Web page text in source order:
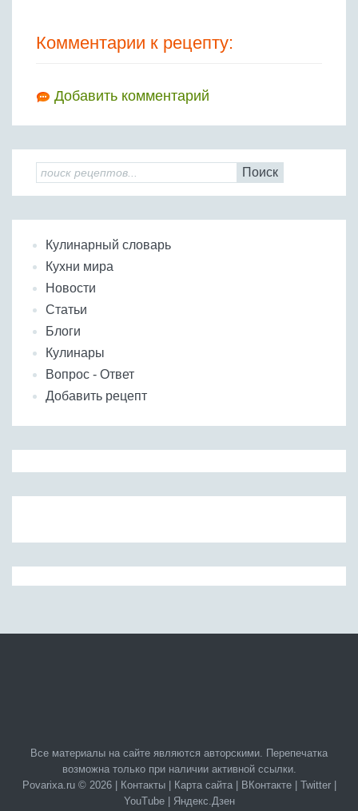
Комментарии к рецепту:
Добавить комментарий
Поиск
Кулинарный словарь
Кухни мира
Новости
Статьи
Блоги
Кулинары
Вопрос - Ответ
Добавить рецепт
Все материалы на сайте являются авторскими. Перепечатка
возможна только при наличии активной ссылки.
Povarixa.ru © 2026 |
Контакты| Карта сайта| ВКонтакте| Twitter|
YouTube| Яндекс.Дзен